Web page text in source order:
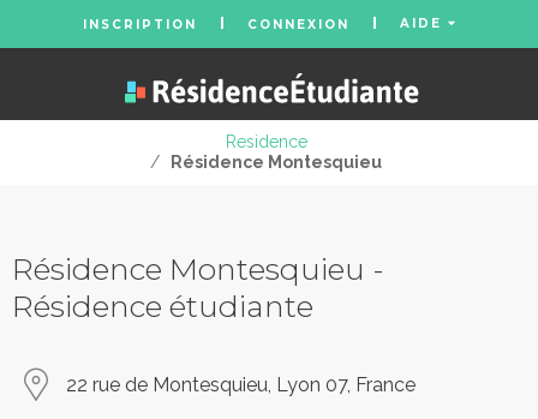
INSCRIPTION CONNEXION AIDE
Residence
/
Résidence Montesquieu
Résidence Montesquieu -
Résidence étudiante
22 rue de Montesquieu, Lyon 07, France